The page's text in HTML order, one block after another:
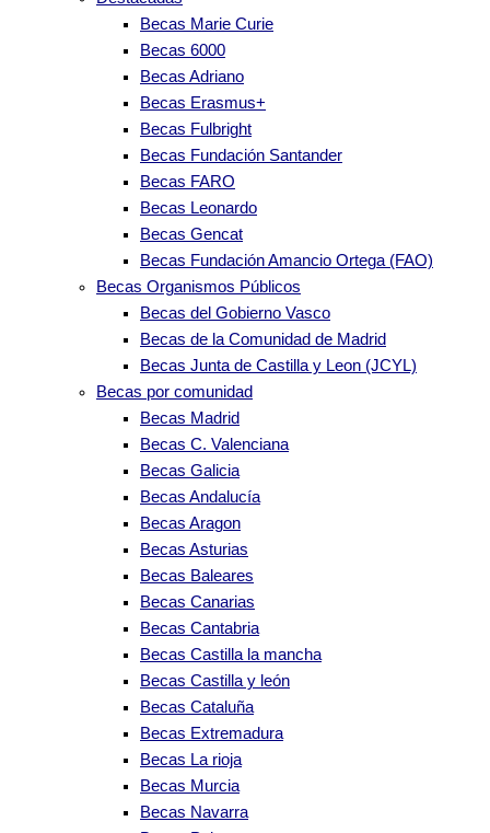
Becas Marie Curie
Becas 6000
Becas Adriano
Becas Erasmus+
Becas Fulbright
Becas Fundación Santander
Becas FARO
Becas Leonardo
Becas Gencat
Becas Fundación Amancio Ortega (FAO)
Becas Organismos Públicos
Becas del Gobierno Vasco
Becas de la Comunidad de Madrid
Becas Junta de Castilla y Leon (JCYL)
Becas por comunidad
Becas Madrid
Becas C. Valenciana
Becas Galicia
Becas Andalucía
Becas Aragon
Becas Asturias
Becas Baleares
Becas Canarias
Becas Cantabria
Becas Castilla la mancha
Becas Castilla y león
Becas Cataluña
Becas Extremadura
Becas La rioja
Becas Murcia
Becas Navarra